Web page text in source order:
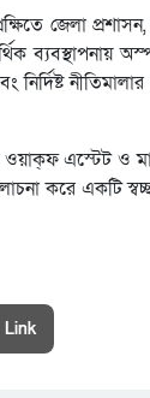
জেলা
ব্যবস্থাপনায়
এস্টেট ও
করে একটি
Link